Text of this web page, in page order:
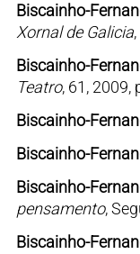
Biscainho-
Xornal de Galicia
Biscainho-
Teatro, 61, 2009,
Biscainho-
Biscainho-
Biscainho-
pensamento,
Biscainho-